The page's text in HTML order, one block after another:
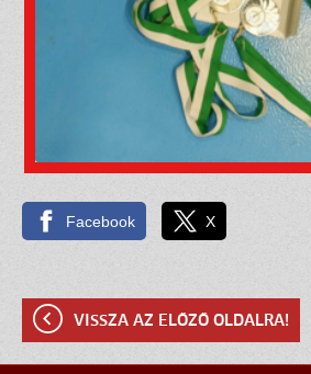
Facebook X
VISSZA AZ ELŐZŐ OLDALRA!